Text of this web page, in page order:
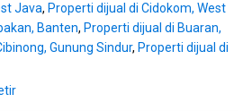
Java, Properti dijual di Cidokom, West
Banten, Properti dijual di Buaran,
Gunung Sindur, Properti dijual di